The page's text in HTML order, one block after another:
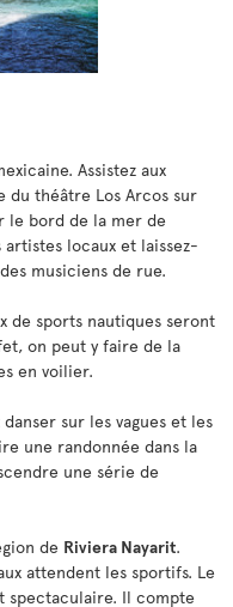
Assistez aux
du théâtre Los Arcos sur
le bord de la mer de
locaux et laissez-
musiciens de rue.
de sports nautiques seront
on peut y faire de la
en voilier.
sur les vagues et les
une randonnée dans la
une série de
de Riviera Nayarit.
attendent les sportifs. Le
spectaculaire. Il compte